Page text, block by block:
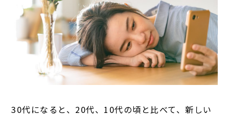
30代になると、20代、10代の頃と比べて、新しい